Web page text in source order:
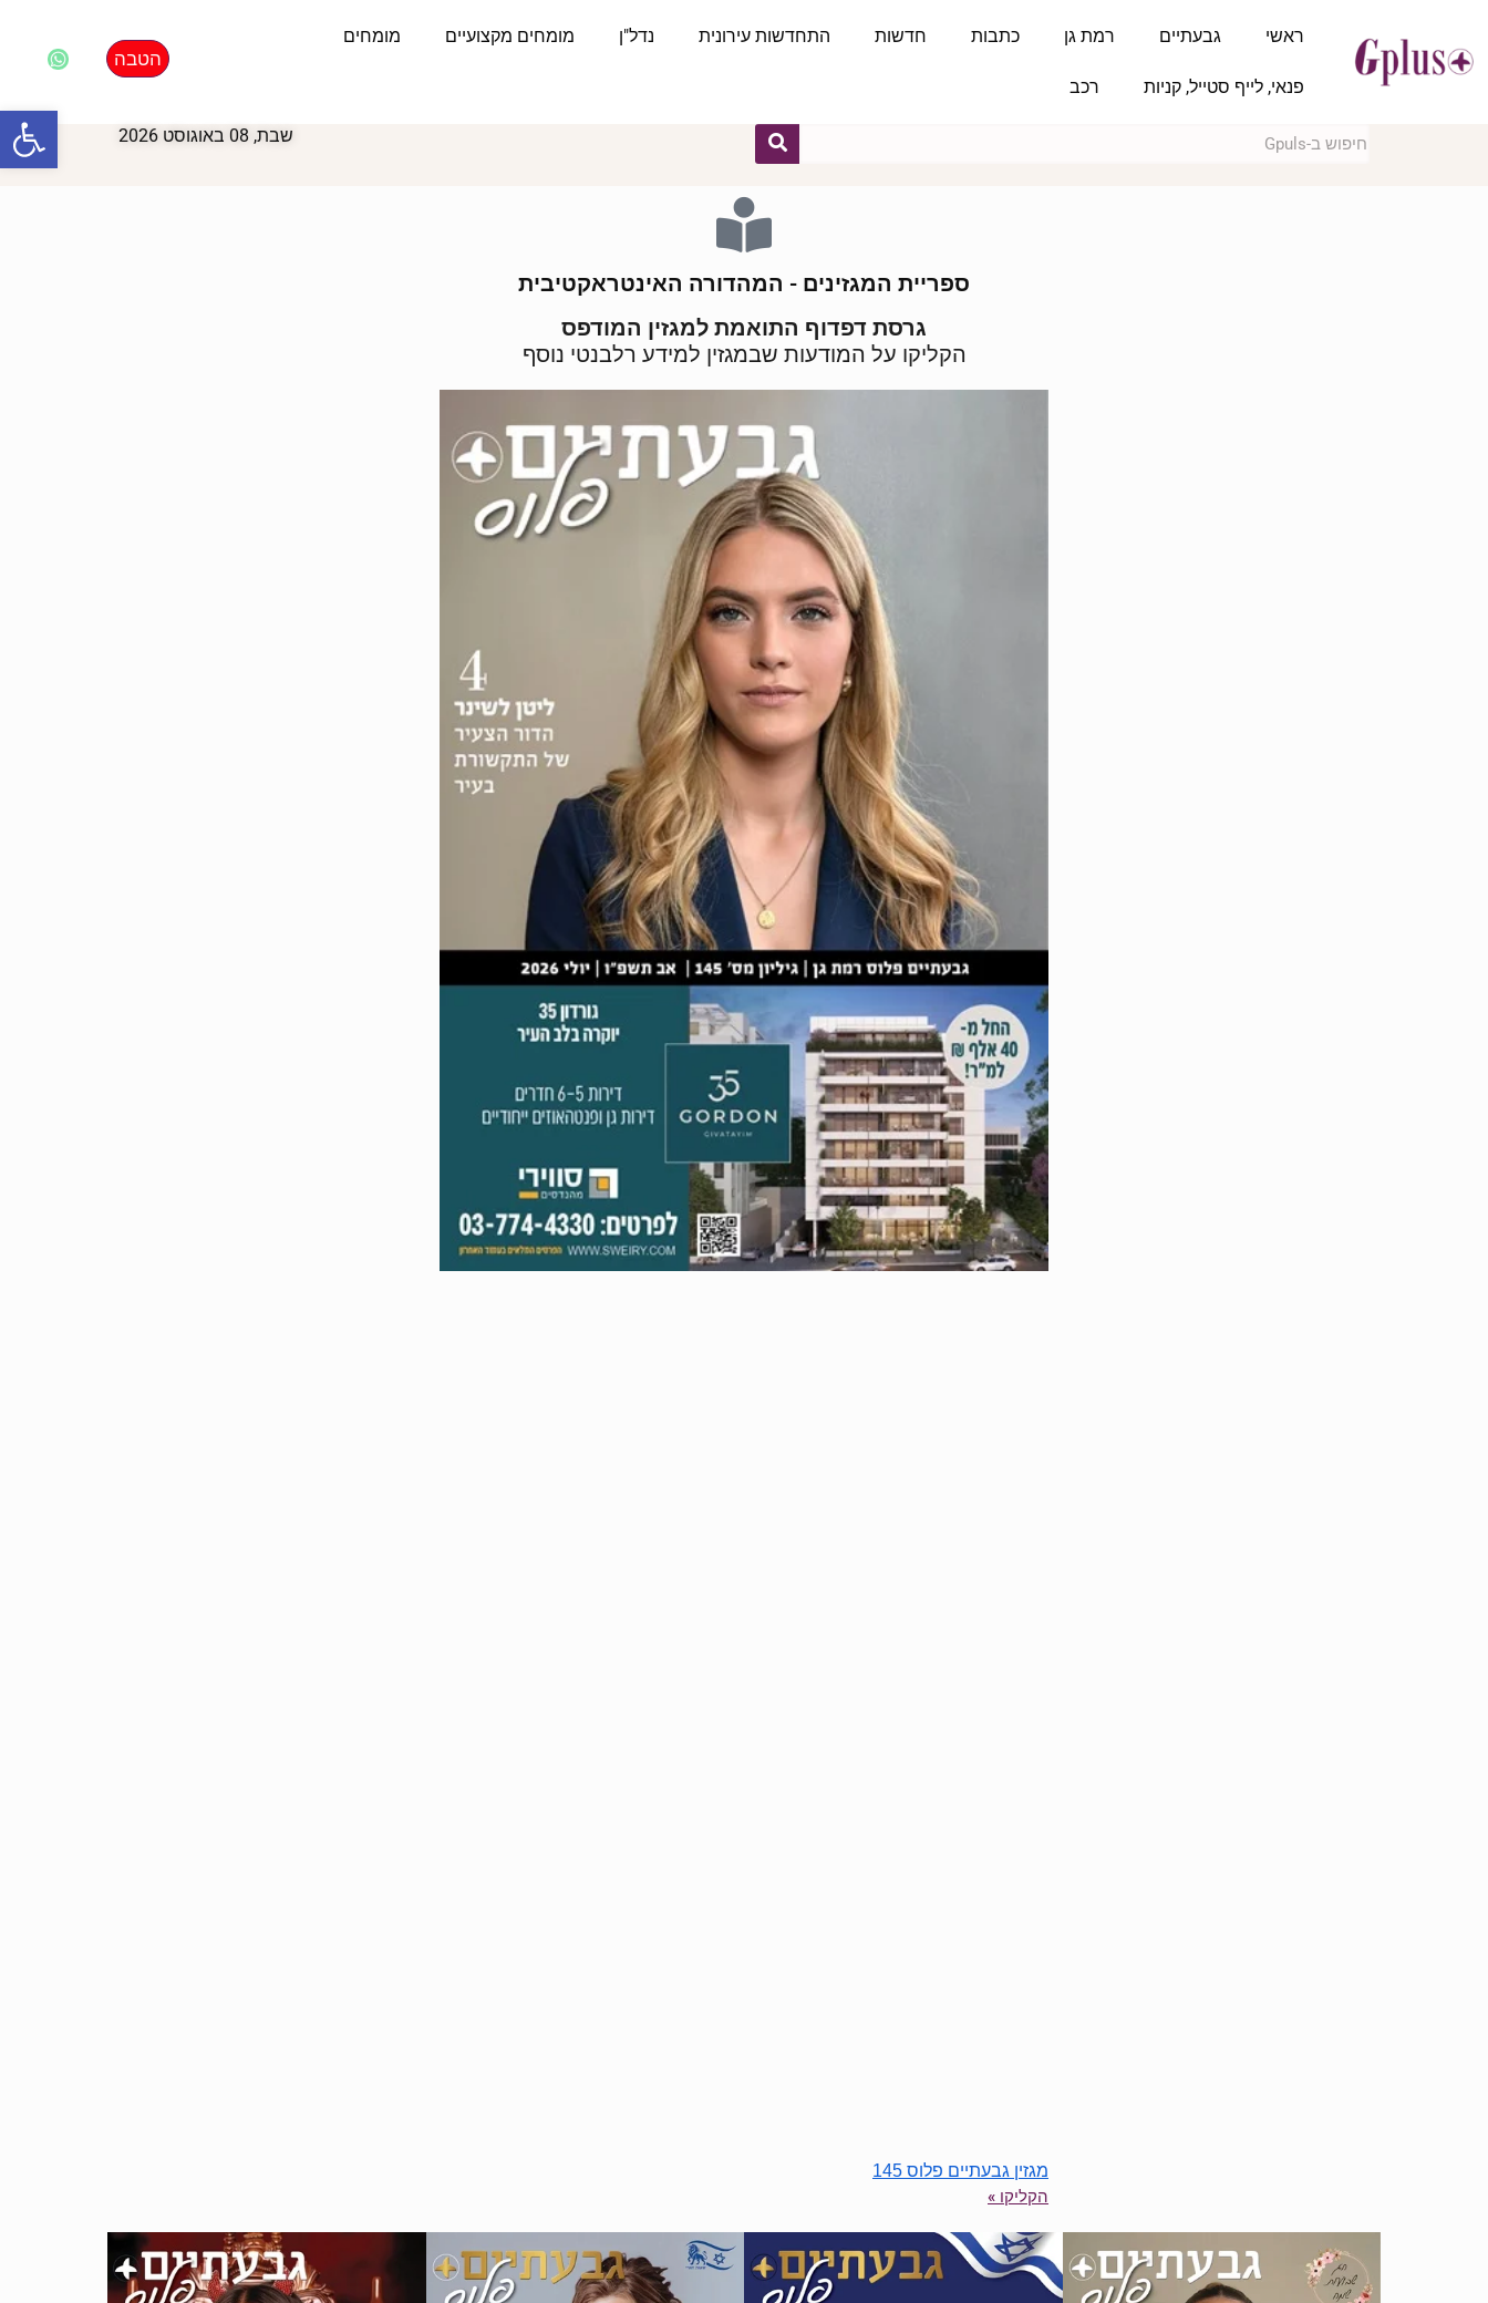
ראשי גבעתיים רמת גן כתבות חדשות התחדשות עירונית נדל"ן מומחים מקצועיים מומחים
פנאי, לייף סטייל, קניות רכב
הטבה
שבת, 08 באוגוסט 2026
ספריית המגזינים - המהדורה האינטראקטיבית
גרסת דפדוף התואמת למגזין המודפס
הקליקו על המודעות שבמגזין למידע רלבנטי נוסף
מגזין גבעתיים פלוס 145
הקליקו »
פתח